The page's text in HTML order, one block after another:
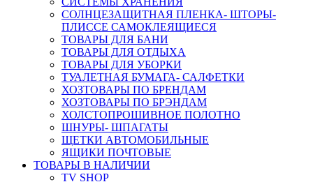
СОЛНЦЕЗАЩИТНАЯ ПЛЕНКА- ШТОРЫ-
ПЛИССЕ САМОКЛЕЯЩИЕСЯ
ТОВАРЫ ДЛЯ БАНИ
ТОВАРЫ ДЛЯ ОТДЫХА
ТОВАРЫ ДЛЯ УБОРКИ
ТУАЛЕТНАЯ БУМАГА- САЛФЕТКИ
ХОЗТОВАРЫ ПО БРЕНДАМ
ХОЗТОВАРЫ ПО БРЭНДАМ
ХОЛСТОПРОШИВНОЕ ПОЛОТНО
ШНУРЫ- ШПАГАТЫ
ЩЕТКИ АВТОМОБИЛЬНЫЕ
ЯЩИКИ ПОЧТОВЫЕ
ТОВАРЫ В НАЛИЧИИ
TV SHOP